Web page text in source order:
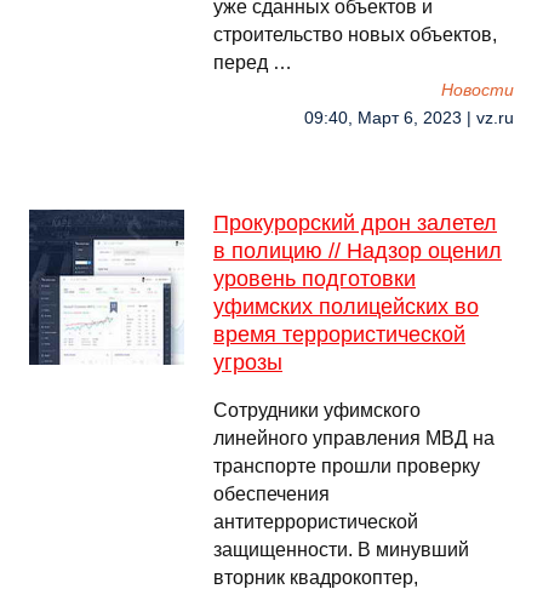
уже сданных объектов и
строительство новых объектов,
перед …
Новости
09:40, Март 6, 2023 | vz.ru
Прокурорский дрон залетел
в полицию // Надзор оценил
уровень подготовки
уфимских полицейских во
время террористической
угрозы
Сотрудники уфимского
линейного управления МВД на
транспорте прошли проверку
обеспечения
антитеррористической
защищенности. В минувший
вторник квадрокоптер,